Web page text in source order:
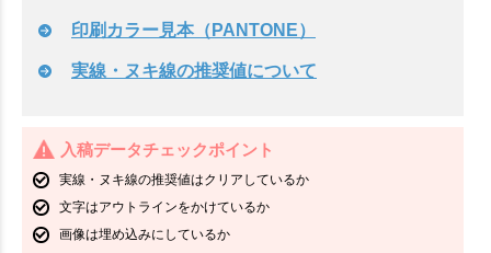
印刷カラー見本（PANTONE）
実線・ヌキ線の推奨値について
入稿データチェックポイント
実線・ヌキ線の推奨値はクリアしているか
文字はアウトラインをかけているか
画像は埋め込みにしているか